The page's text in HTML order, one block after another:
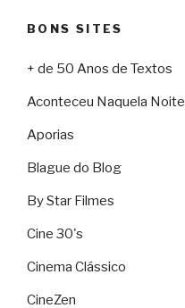
BONS SITES
+ de 50 Anos de Textos
Aconteceu Naquela Noite
Aporias
Blague do Blog
By Star Filmes
Cine 30's
Cinema Clássico
CineZen